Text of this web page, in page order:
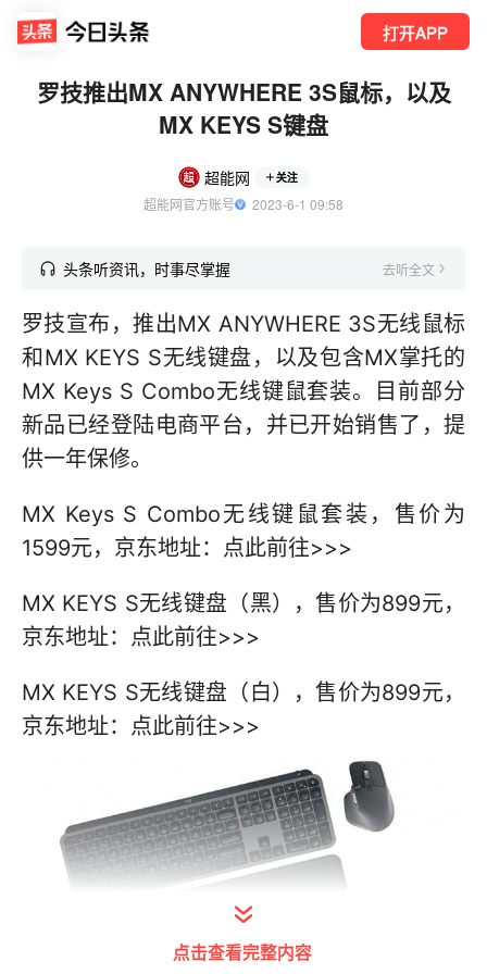
打开APP
罗技推出MX ANYWHERE 3S鼠标，以及
MX KEYS S键盘
超能网 关注
超能网官方账号
  2023-6-1 09:58
头条听资讯，时事尽掌握 去听全文
罗技宣布，推出MX ANYWHERE 3S无线鼠标
和MX KEYS S无线键盘，以及包含MX掌托的
MX Keys S Combo无线键鼠套装。目前部分
新品已经登陆电商平台，并已开始销售了，提
供一年保修。
MX Keys S Combo无线键鼠套装，售价为
1599元，京东地址：点此前往>>>
MX KEYS S无线键盘（黑），售价为899元，
京东地址：点此前往>>>
MX KEYS S无线键盘（白），售价为899元，
京东地址：点此前往>>>
点击查看完整内容